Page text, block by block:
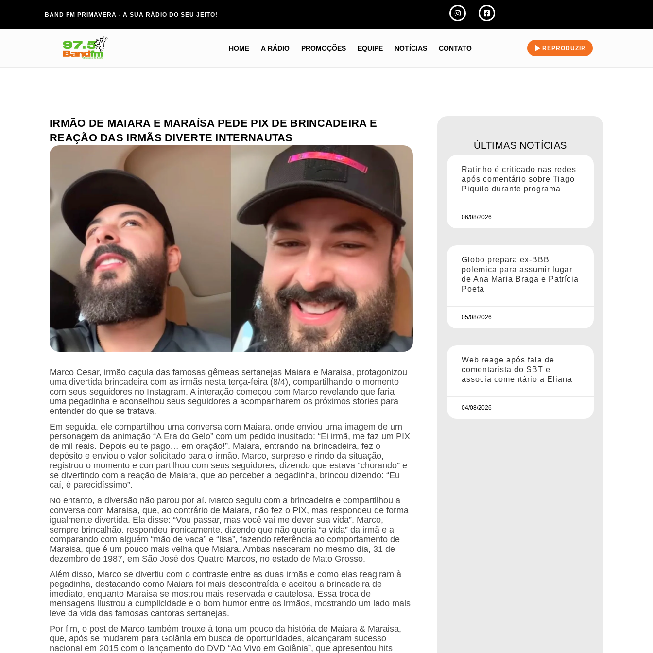
BAND FM PRIMAVERA - A SUA RÁDIO DO SEU JEITO!
HOME A RÁDIO PROMOÇÕES EQUIPE NOTÍCIAS CONTATO REPRODUZIR
IRMÃO DE MAIARA E MARAÍSA PEDE PIX DE BRINCADEIRA E
REAÇÃO DAS IRMÃS DIVERTE INTERNAUTAS
Marco Cesar, irmão caçula das famosas gêmeas sertanejas Maiara e Maraisa, protagonizou
uma divertida brincadeira com as irmãs nesta terça-feira (8/4), compartilhando o momento
com seus seguidores no Instagram. A interação começou com Marco revelando que faria
uma pegadinha e aconselhou seus seguidores a acompanharem os próximos stories para
entender do que se tratava.
Em seguida, ele compartilhou uma conversa com Maiara, onde enviou uma imagem de um
personagem da animação “A Era do Gelo” com um pedido inusitado: “Ei irmã, me faz um PIX
de mil reais. Depois eu te pago… em oração!”. Maiara, entrando na brincadeira, fez o
depósito e enviou o valor solicitado para o irmão. Marco, surpreso e rindo da situação,
registrou o momento e compartilhou com seus seguidores, dizendo que estava “chorando” e
se divertindo com a reação de Maiara, que ao perceber a pegadinha, brincou dizendo: “Eu
caí, é parecidíssimo”.
No entanto, a diversão não parou por aí. Marco seguiu com a brincadeira e compartilhou a
conversa com Maraisa, que, ao contrário de Maiara, não fez o PIX, mas respondeu de forma
igualmente divertida. Ela disse: “Vou passar, mas você vai me dever sua vida”. Marco,
sempre brincalhão, respondeu ironicamente, dizendo que não queria “a vida” da irmã e a
comparando com alguém “mão de vaca” e “lisa”, fazendo referência ao comportamento de
Maraisa, que é um pouco mais velha que Maiara. Ambas nasceram no mesmo dia, 31 de
dezembro de 1987, em São José dos Quatro Marcos, no estado de Mato Grosso.
Além disso, Marco se divertiu com o contraste entre as duas irmãs e como elas reagiram à
pegadinha, destacando como Maiara foi mais descontraída e aceitou a brincadeira de
imediato, enquanto Maraisa se mostrou mais reservada e cautelosa. Essa troca de
mensagens ilustrou a cumplicidade e o bom humor entre os irmãos, mostrando um lado mais
leve da vida das famosas cantoras sertanejas.
Por fim, o post de Marco também trouxe à tona um pouco da história de Maiara & Maraisa,
que, após se mudarem para Goiânia em busca de oportunidades, alcançaram sucesso
nacional em 2015 com o lançamento do DVD “Ao Vivo em Goiânia”, que apresentou hits
ÚLTIMAS NOTÍCIAS
Ratinho é criticado nas redes
após comentário sobre Tiago
Piquilo durante programa
06/08/2026
Globo prepara ex-BBB
polemica para assumir lugar
de Ana Maria Braga e Patrícia
Poeta
05/08/2026
Web reage após fala de
comentarista do SBT e
associa comentário a Eliana
04/08/2026